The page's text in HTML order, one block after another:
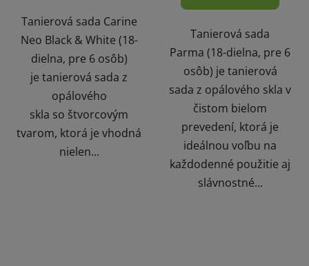
Tanierová sada Carine
Neo Black & White (18-
dielna, pre 6 osôb)
je tanierová sada z
opálového
skla so štvorcovým
tvarom, ktorá je vhodná
nielen...
Tanierová sada
Parma (18-dielna, pre 6
osôb) je tanierová
sada z opálového skla v
čistom bielom
prevedení, ktorá je
ideálnou voľbu na
každodenné použitie aj
slávnostné...